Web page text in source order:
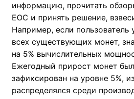
информацию, прочитать
ЕОС и принять решение,
Например, если пользователь
всех существующих монет,
на 5% вычислительных
Ежегодный прирост монет
зафиксирован на уровне 5%,
распределялся среди